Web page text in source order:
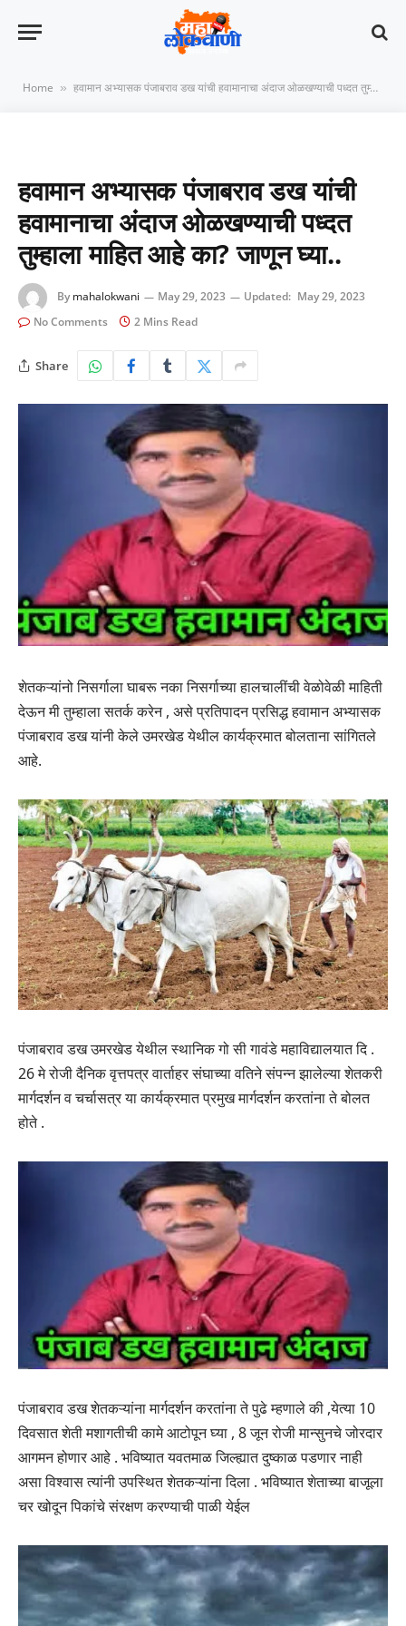
Home » हवामान अभ्यासक पंजाबराव डख यांची हवामानाचा अंदाज ओळखण्याची पध्दत तुम्हाला माहित आहे का? जाणून घ्या..
हवामान अभ्यासक पंजाबराव डख यांची
हवामानाचा अंदाज ओळखण्याची पध्दत
तुम्हाला माहित आहे का? जाणून घ्या..
By mahalokwani May 29, 2023 Updated: May 29, 2023
No Comments
2 Mins Read
Share
शेतकऱ्यांनो निसर्गाला घाबरू नका निसर्गाच्या हालचालींची वेळोवेळी माहिती
देऊन मी तुम्हाला सतर्क करेन , असे प्रतिपादन प्रसिद्ध हवामान अभ्यासक
पंजाबराव डख यांनी केले उमरखेड येथील कार्यक्रमात बोलताना सांगितले
आहे.
पंजाबराव डख उमरखेड येथील स्थानिक गो सी गावंडे महाविद्यालयात दि .
26 मे रोजी दैनिक वृत्तपत्र वार्ताहर संघाच्या वतिने संपन्न झालेल्या शेतकरी
मार्गदर्शन व चर्चासत्र या कार्यक्रमात प्रमुख मार्गदर्शन करतांना ते बोलत
होते .
पंजाबराव डख शेतकऱ्यांना मार्गदर्शन करतांना ते पुढे म्हणाले की ,येत्या 10
दिवसात शेती मशागतीची कामे आटोपून घ्या , 8 जून रोजी मान्सुनचे जोरदार
आगमन होणार आहे . भविष्यात यवतमाळ जिल्ह्यात दुष्काळ पडणार नाही
असा विश्वास त्यांनी उपस्थित शेतकऱ्यांना दिला . भविष्यात शेताच्या बाजूला
चर खोदून पिकांचे संरक्षण करण्याची पाळी येईल